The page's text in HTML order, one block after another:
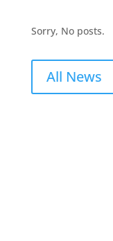
Sorry, No posts.
All News